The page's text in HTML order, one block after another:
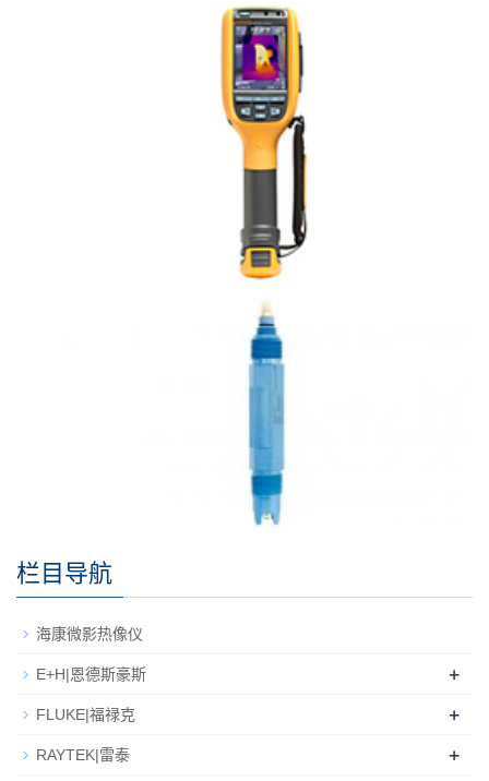
栏目导航
海康微影热像仪
E+H|恩德斯豪斯 +
FLUKE|福禄克 +
RAYTEK|雷泰 +